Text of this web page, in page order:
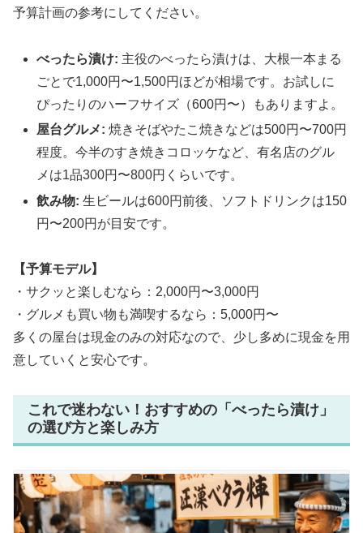
予算計画の参考にしてください。
べったら漬け: 主役のべったら漬けは、大根一本まる
ごとで1,000円〜1,500円ほどが相場です。お試しに
ぴったりのハーフサイズ（600円〜）もありますよ。
屋台グルメ: 焼きそばやたこ焼きなどは500円〜700円
程度。今半のすき焼きコロッケなど、有名店のグル
メは1品300円〜800円くらいです。
飲み物: 生ビールは600円前後、ソフトドリンクは150
円〜200円が目安です。
【予算モデル】
・サクッと楽しむなら：2,000円〜3,000円
・グルメも買い物も満喫するなら：5,000円〜
多くの屋台は現金のみの対応なので、少し多めに現金を用
意していくと安心です。
これで迷わない！おすすめの「べったら漬け」
の選び方と楽しみ方